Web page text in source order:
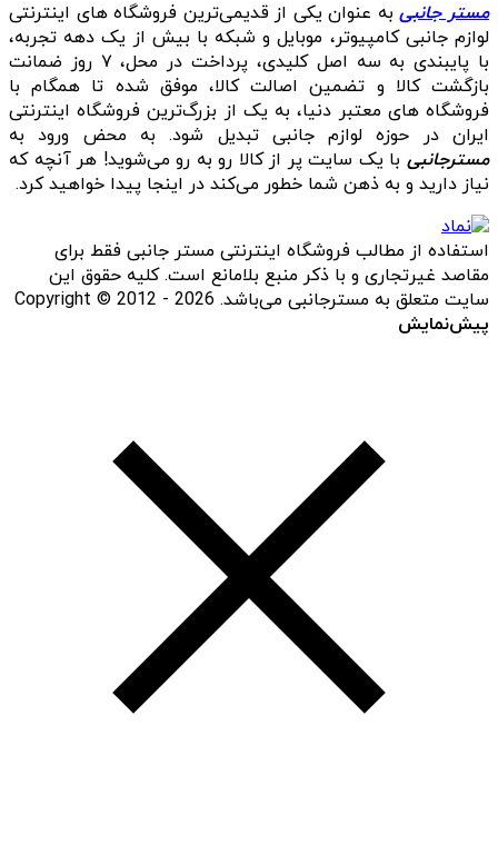
مستر جانبیبه عنوان یکی از قدیمی‌ترین فروشگاه های اینترنتی
لوازم جانبی کامپیوتر، موبایل و شبکه با بیش از یک دهه تجربه،
با پایبندی به سه اصل کلیدی، پرداخت در محل، ۷ روز ضمانت
بازگشت کالا و تضمین اصالت کالا، موفق شده تا همگام با
فروشگاه‌ های معتبر دنیا، به یک از بزرگ‌ترین فروشگاه اینترنتی
ایران در حوزه لوازم جانبی تبدیل شود. به محض ورود به
مسترجانبی با یک سایت پر از کالا رو به رو می‌شوید! هر آنچه که
نیاز دارید و به ذهن شما خطور می‌کند در اینجا پیدا خواهید کرد.
استفاده از مطالب فروشگاه اینترنتی مستر جانبی فقط برای
مقاصد غیرتجاری و با ذکر منبع بلامانع است. کلیه حقوق این
سایت متعلق به مسترجانبی می‌باشد. Copyright © 2012 - 2026
پیش‌نمایش